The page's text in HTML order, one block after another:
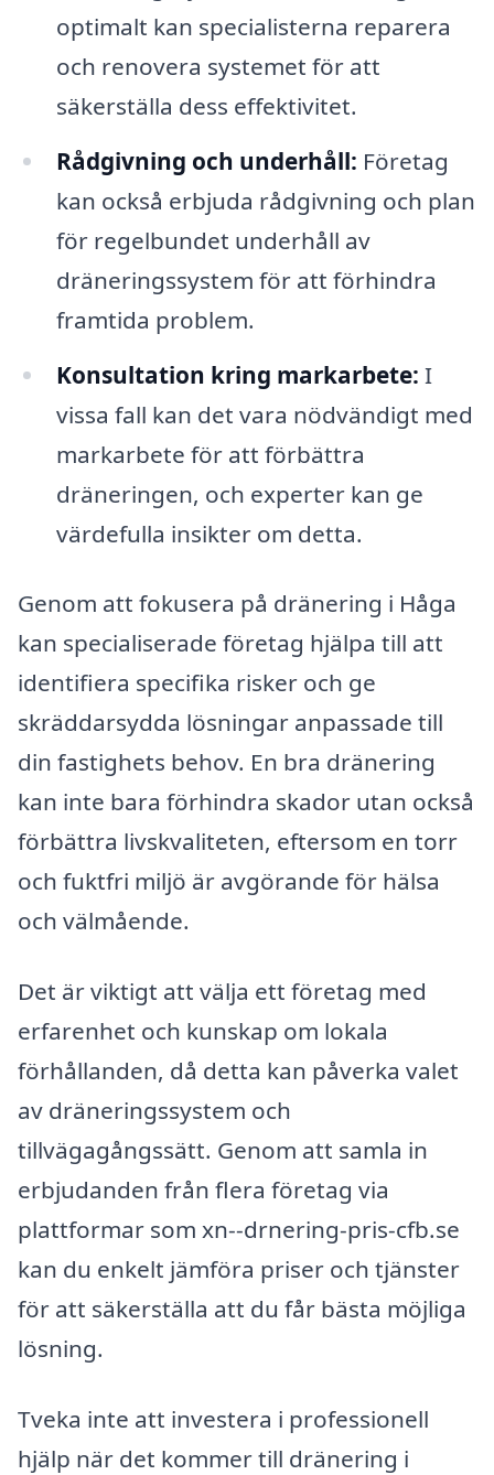
optimalt kan specialisterna reparera
och renovera systemet för att
säkerställa dess effektivitet.
Rådgivning och underhåll: Företag
kan också erbjuda rådgivning och plan
för regelbundet underhåll av
dräneringssystem för att förhindra
framtida problem.
Konsultation kring markarbete: I
vissa fall kan det vara nödvändigt med
markarbete för att förbättra
dräneringen, och experter kan ge
värdefulla insikter om detta.
Genom att fokusera på dränering i Håga
kan specialiserade företag hjälpa till att
identifiera specifika risker och ge
skräddarsydda lösningar anpassade till
din fastighets behov. En bra dränering
kan inte bara förhindra skador utan också
förbättra livskvaliteten, eftersom en torr
och fuktfri miljö är avgörande för hälsa
och välmående.
Det är viktigt att välja ett företag med
erfarenhet och kunskap om lokala
förhållanden, då detta kan påverka valet
av dräneringssystem och
tillvägagångssätt. Genom att samla in
erbjudanden från flera företag via
plattformar som xn--drnering-pris-cfb.se
kan du enkelt jämföra priser och tjänster
för att säkerställa att du får bästa möjliga
lösning.
Tveka inte att investera i professionell
hjälp när det kommer till dränering i